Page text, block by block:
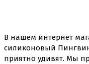
В нашем интернет
силиконовый
приятно удивят. Мы